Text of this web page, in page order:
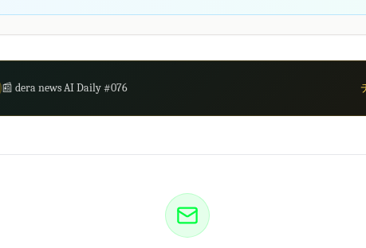
📰 dera news AI Daily #076